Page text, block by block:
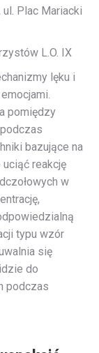
ul. Plac Mariacki
L.O. IX
lęku i
pomiędzy
bazujące na
reakcję
w
typu wzór
się
do
podczas